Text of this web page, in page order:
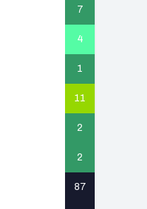
7
4
1
11
2
2
87